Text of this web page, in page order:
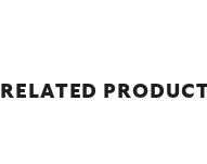
RELATED